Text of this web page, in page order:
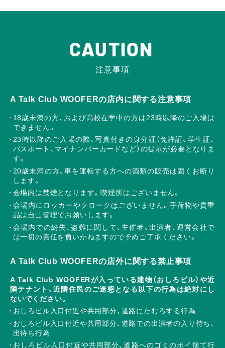
CAUTION
注意事項
A Talk Club WOOFERの店内に関する注意事項
18歳未満の方、および高校在学中の方は23時以降のご入場は
できません。
23時以降のご入場の際、写真付きの身分証（免許証、学生証、
パスポート、マイナンバーカードなど）の提示が必要となりま
す。
20歳未満の方、車を運転する方への酒類の販売は固くお断り
します。
会場内は禁煙となります。喫煙所はございません。
会場内にロッカーやクロークはございません。手荷物や貴重
品は自己管理でお願いします。
会場内での紛失、盗難に関して、主催者、出演者、運営会社で
は一切の責任を負いかねますので予めご了承ください。
A Talk Club WOOFERの店外に関する禁止事項
A Talk Club WOOFERが入っている建物（おしろビル）や近
隣テナント、近隣住民のご迷惑となる以下の行為は絶対にし
ないでください。
おしろビル入口付近や共用部分、道路にたむろする行為
おしろビル入口付近や共用部分、道路での出演者の入り待ち、
出待ち行為
おしろビル入口付近や共用部分、道路へのゴミのポイ捨て行